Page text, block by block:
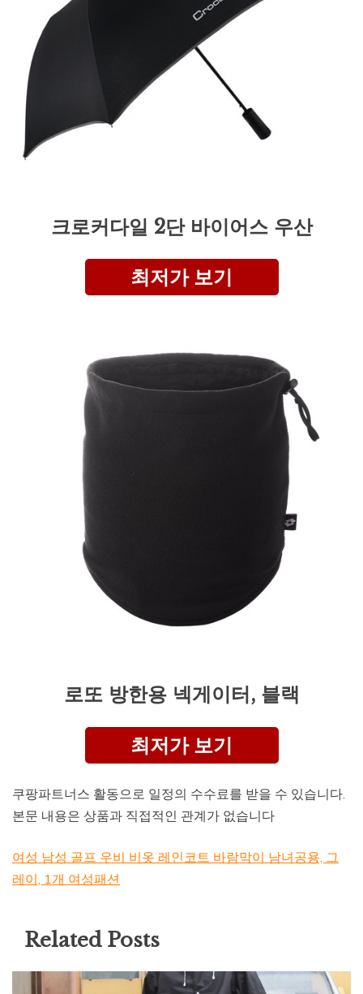
크로커다일 2단 바이어스 우산
최저가 보기
로또 방한용 넥게이터, 블랙
최저가 보기
쿠팡파트너스 활동으로 일정의 수수료를 받을 수 있습니다.
본문 내용은 상품과 직접적인 관계가 없습니다
여성 남성 골프 우비 비옷 레인코트 바람막이 남녀공용, 그
레이, 1개 여성패션
Related Posts